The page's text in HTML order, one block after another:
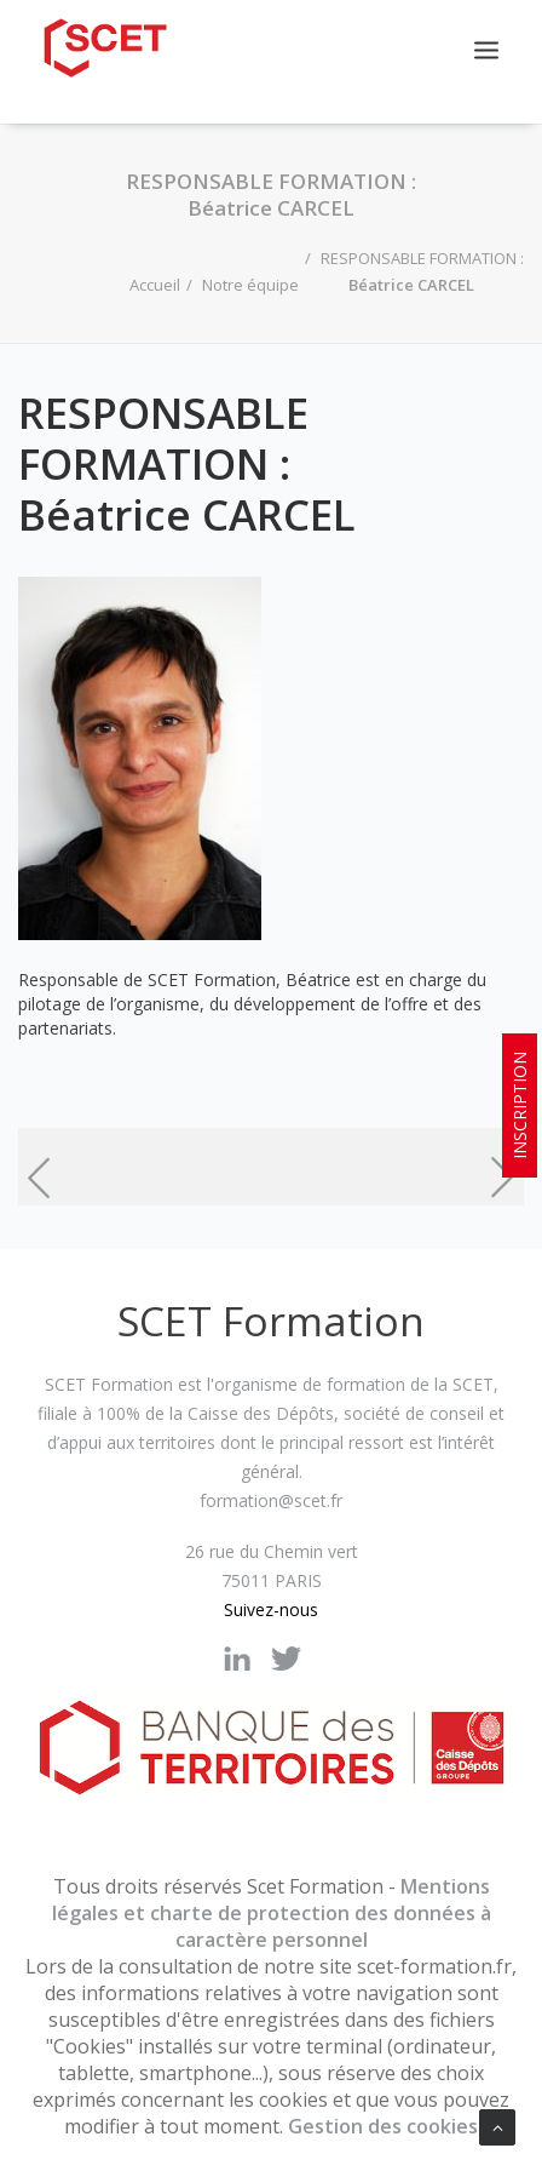
NOS PARCOURS
INSCRIPTION
RESPONSABLE FORMATION :
Béatrice CARCEL
Accueil Notre équipe
RESPONSABLE FORMATION :
Béatrice CARCEL
RESPONSABLE
FORMATION :
Béatrice CARCEL
Responsable de SCET Formation, Béatrice est en charge du
pilotage de l’organisme, du développement de l’offre et des
partenariats.
SCET Formation
SCET Formation est l'organisme de formation de la SCET,
filiale à 100% de la Caisse des Dépôts, société de conseil et
d’appui aux territoires dont le principal ressort est l’intérêt
général.
formation@scet.fr
26 rue du Chemin vert
75011 PARIS
Suivez-nous
Tous droits réservés Scet Formation - Mentions
légales et charte de protection des données à
caractère personnel
Lors de la consultation de notre site scet-formation.fr,
des informations relatives à votre navigation sont
susceptibles d'être enregistrées dans des fichiers
"Cookies" installés sur votre terminal (ordinateur,
tablette, smartphone...), sous réserve des choix
exprimés concernant les cookies et que vous pouvez
modifier à tout moment. Gestion des cookies